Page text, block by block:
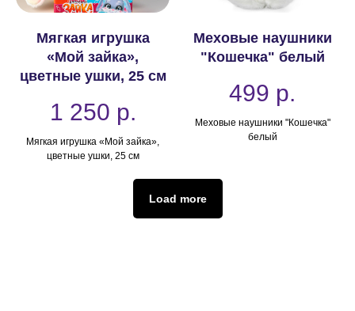
Мягкая игрушка
«Мой зайка»,
цветные ушки, 25 см
1 250 р.
Мягкая игрушка «Мой зайка»,
цветные ушки, 25 см
Меховые наушники
"Кошечка" белый
499 р.
Меховые наушники "Кошечка"
белый
Load more